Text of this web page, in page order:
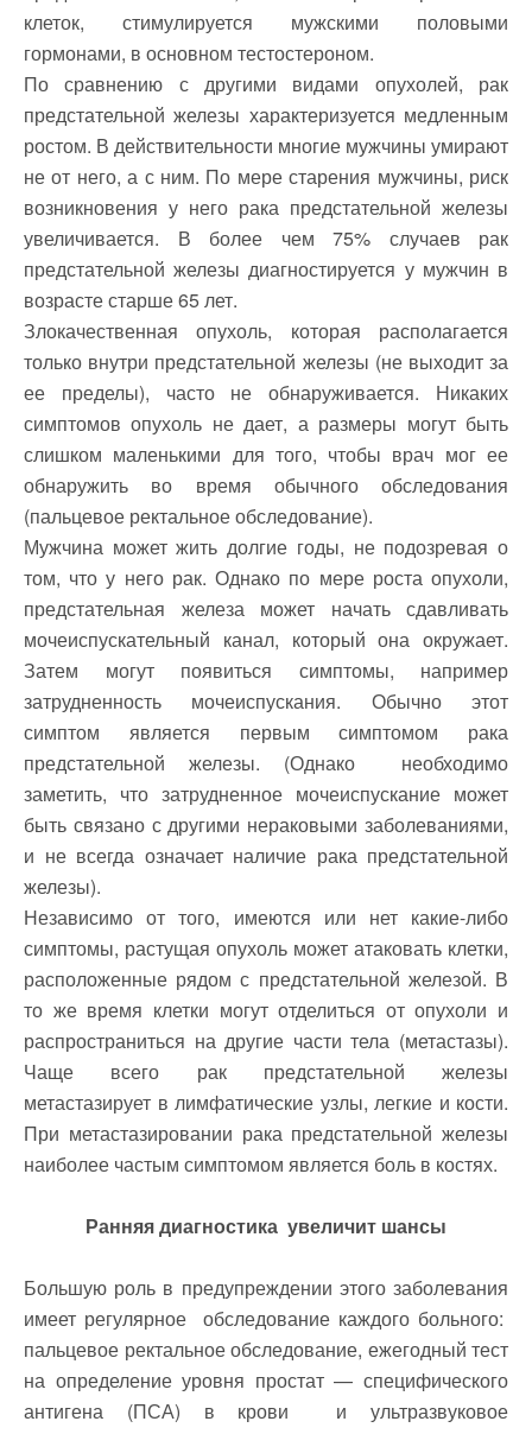
клеток, стимулируется мужскими половыми
гормонами, в основном тестостероном.
По сравнению с другими видами опухолей, рак
предстательной железы характеризуется медленным
ростом. В действительности многие мужчины умирают
не от него, а с ним. По мере старения мужчины, риск
возникновения у него рака предстательной железы
увеличивается. В более чем 75% случаев рак
предстательной железы диагностируется у мужчин в
возрасте старше 65 лет.
Злокачественная опухоль, которая располагается
только внутри предстательной железы (не выходит за
ее пределы), часто не обнаруживается. Никаких
симптомов опухоль не дает, а размеры могут быть
слишком маленькими для того, чтобы врач мог ее
обнаружить во время обычного обследования
(пальцевое ректальное обследование).
Мужчина может жить долгие годы, не подозревая о
том, что у него рак. Однако по мере роста опухоли,
предстательная железа может начать сдавливать
мочеиспускательный канал, который она окружает.
Затем могут появиться симптомы, например
затрудненность мочеиспускания. Обычно этот
симптом является первым симптомом рака
предстательной железы. (Однако необходимо
заметить, что затрудненное мочеиспускание может
быть связано с другими нераковыми заболеваниями,
и не всегда означает наличие рака предстательной
железы).
Независимо от того, имеются или нет какие-либо
симптомы, растущая опухоль может атаковать клетки,
расположенные рядом с предстательной железой. В
то же время клетки могут отделиться от опухоли и
распространиться на другие части тела (метастазы).
Чаще всего рак предстательной железы
метастазирует в лимфатические узлы, легкие и кости.
При метастазировании рака предстательной железы
наиболее частым симптомом является боль в костях.
Ранняя диагностика увеличит шансы
Большую роль в предупреждении этого заболевания
имеет регулярное обследование каждого больного:
пальцевое ректальное обследование, ежегодный тест
на определение уровня простат — специфического
антигена (ПСА) в крови и ультразвуковое